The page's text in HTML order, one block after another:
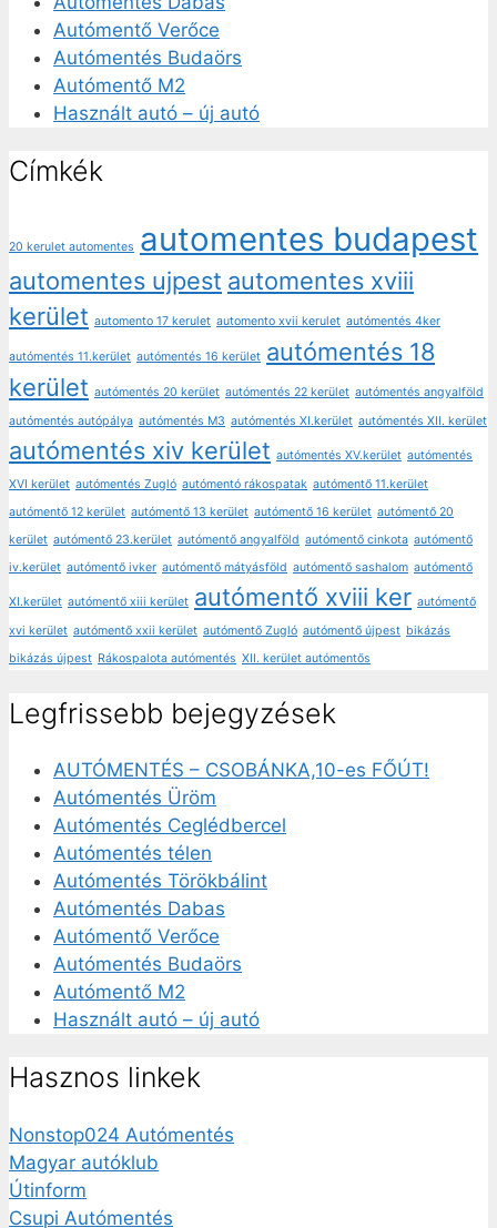
Autómentő Verőce
Autómentés Budaörs
Autómentő M2
Használt autó – új autó
Címkék
20 kerulet automentes automentes budapest
automentes ujpest automentes xviii
kerület automento 17 kerulet automento xvii kerulet autómentés 4ker
autómentés 11.kerület autómentés 16 kerület autómentés 18
kerület autómentés 20 kerület autómentés 22 kerület autómentés angyalföld
autómentés autópálya autómentés M3 autómentés XI.kerület autómentés XII. kerület
autómentés xiv kerület autómentés XV.kerület autómentés
XVI kerület autómentés Zugló autómentó rákospatak autómentő 11.kerület
autómentő 12 kerület autómentő 13 kerület autómentő 16 kerület autómentő 20
kerület autómentő 23.kerület autómentő angyalföld autómentő cinkota autómentő
iv.kerület autómentő ivker autómentő mátyásföld autómentő sashalom autómentő
XI.kerület autómentő xiii kerület autómentő xviii ker autómentő
xvi kerület autómentő xxii kerület autómentő Zugló autómentő újpest bikázás
bikázás újpest Rákospalota autómentés XII. kerület autómentős
Legfrissebb bejegyzések
AUTÓMENTÉS – CSOBÁNKA,10-es FŐÚT!
Autómentés Üröm
Autómentés Ceglédbercel
Autómentés télen
Autómentés Törökbálint
Autómentés Dabas
Autómentő Verőce
Autómentés Budaörs
Autómentő M2
Használt autó – új autó
Hasznos linkek
Nonstop024 Autómentés
Magyar autóklub
Útinform
Csupi Autómentés